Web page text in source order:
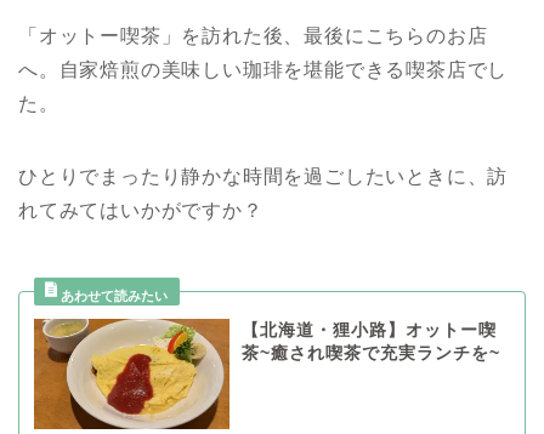
「オットー喫茶」を訪れた後、最後にこちらのお店
へ。自家焙煎の美味しい珈琲を堪能できる喫茶店でし
た。
ひとりでまったり静かな時間を過ごしたいときに、訪
れてみてはいかがですか？
【北海道・狸小路】オットー喫
茶~癒され喫茶で充実ランチを~